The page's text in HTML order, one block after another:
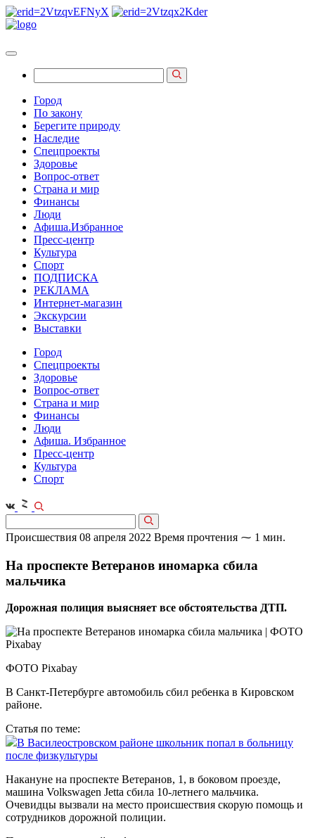
Город
По закону
Берегите природу
Наследие
Спецпроекты
Здоровье
Вопрос-ответ
Страна и мир
Финансы
Люди
Афиша.Избранное
Пресс-центр
Культура
Спорт
ПОДПИСКА
РЕКЛАМА
Интернет-магазин
Экскурсии
Выставки
Город
Спецпроекты
Здоровье
Вопрос-ответ
Страна и мир
Финансы
Люди
Афиша. Избранное
Пресс-центр
Культура
Спорт
Происшествия 08 апреля 2022 Время прочтения ⁓ 1 мин.
На проспекте Ветеранов иномарка сбила
мальчика
Дорожная полиция выясняет все обстоятельства ДТП.
ФОТО Pixabay
В Санкт-Петербурге автомобиль сбил ребенка в Кировском
районе.
Статья по теме:
В Василеостровском районе школьник попал в больницу
после физкультуры
Накануне на проспекте Ветеранов, 1, в боковом проезде,
машина Volkswagen Jetta сбила 10-летнего мальчика.
Очевидцы вызвали на место происшествия скорую помощь и
сотрудников дорожной полиции.